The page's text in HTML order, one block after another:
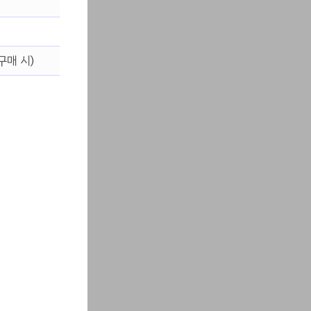
매 시)